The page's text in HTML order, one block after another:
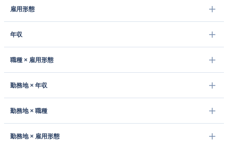
雇用形態
年収
職種 × 雇用形態
勤務地 × 年収
勤務地 × 職種
勤務地 × 雇用形態